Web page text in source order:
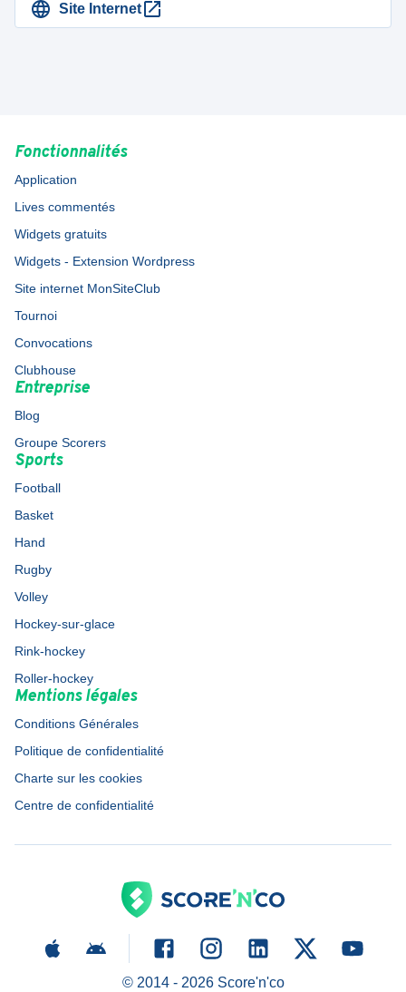
Site Internet
Fonctionnalités
Application
Lives commentés
Widgets gratuits
Widgets - Extension Wordpress
Site internet MonSiteClub
Tournoi
Convocations
Clubhouse
Entreprise
Blog
Groupe Scorers
Sports
Football
Basket
Hand
Rugby
Volley
Hockey-sur-glace
Rink-hockey
Roller-hockey
Mentions légales
Conditions Générales
Politique de confidentialité
Charte sur les cookies
Centre de confidentialité
© 2014 - 2026Score'n'co